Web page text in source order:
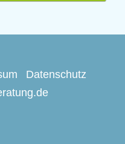
Datenschutz